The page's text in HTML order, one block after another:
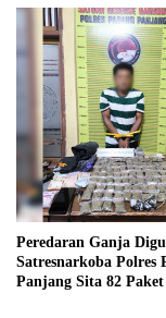
Peredaran Ganja
Satresnarkoba Polres
Panjang Sita 82